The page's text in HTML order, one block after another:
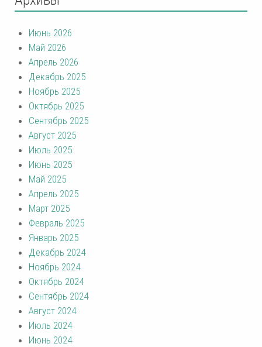
Июнь 2026
Май 2026
Апрель 2026
Декабрь 2025
Ноябрь 2025
Октябрь 2025
Сентябрь 2025
Август 2025
Июль 2025
Июнь 2025
Май 2025
Апрель 2025
Март 2025
Февраль 2025
Январь 2025
Декабрь 2024
Ноябрь 2024
Октябрь 2024
Сентябрь 2024
Август 2024
Июль 2024
Июнь 2024